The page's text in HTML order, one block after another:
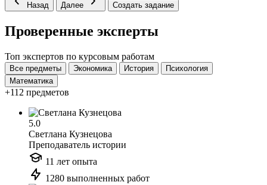
Назад Далее Создать задание
Проверенные эксперты
Топ экспертов по курсовым работам
Все предметы Экономика История
Психология
Математика
+112 предметов
5.0
Светлана Кузнецова
Преподаватель истории
11 лет опыта
1280 выполненных работ